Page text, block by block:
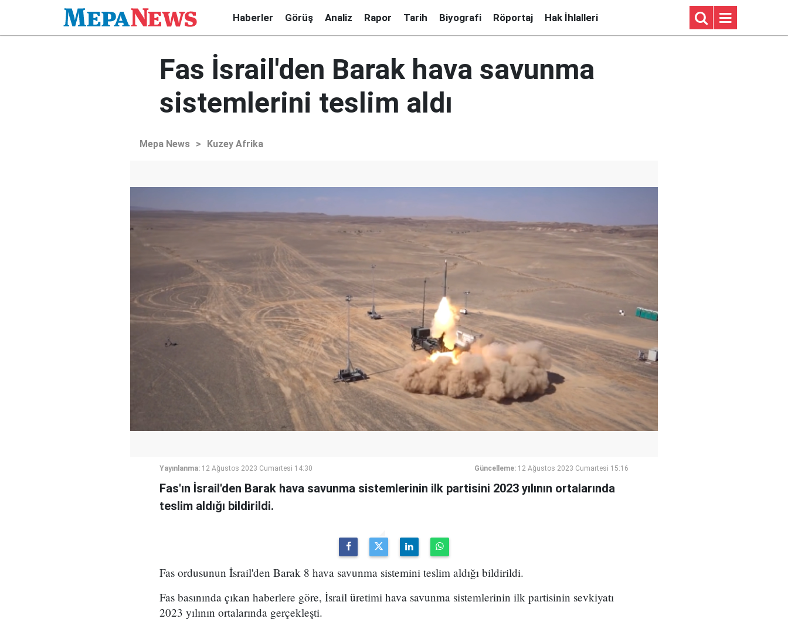
Haberler Görüş Analiz Rapor Tarih Biyografi Röportaj Hak İhlalleri
Fas İsrail'den Barak hava savunma
sistemlerini teslim aldı
Mepa News > Kuzey Afrika
Yayınlanma: 12 Ağustos 2023 Cumartesi 14:30 Güncelleme: 12 Ağustos 2023 Cumartesi 15:16
Fas'ın İsrail'den Barak hava savunma sistemlerinin ilk partisini 2023 yılının ortalarında
teslim aldığı bildirildi.
Fas ordusunun İsrail'den Barak 8 hava savunma sistemini teslim aldığı bildirildi.
Fas basınında çıkan haberlere göre, İsrail üretimi hava savunma sistemlerinin ilk partisinin sevkiyatı
2023 yılının ortalarında gerçekleşti.